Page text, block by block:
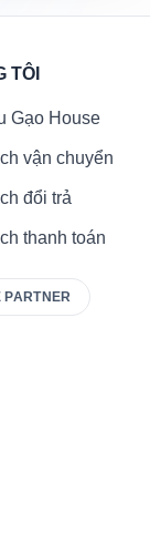
TÔI
Gạo House
vận chuyển
đổi trả
thanh toán
PARTNER